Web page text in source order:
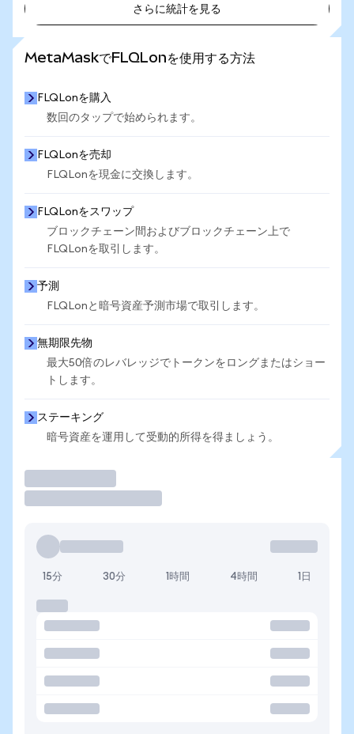
さらに統計を見る
MetaMaskでFLQLonを使用する方法
FLQLonを購入
数回のタップで始められます。
FLQLonを売却
FLQLonを現金に交換します。
FLQLonをスワップ
ブロックチェーン間およびブロックチェーン上で
FLQLonを取引します。
予測
FLQLonと暗号資産予測市場で取引します。
無期限先物
最大50倍のレバレッジでトークンをロングまたはショー
トします。
ステーキング
暗号資産を運用して受動的所得を得ましょう。
15分 30分 1時間 4時間 1日